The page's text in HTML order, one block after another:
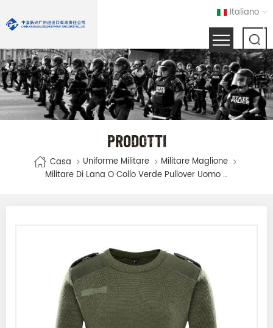
Italiano
PRODOTTI
Casa Uniforme Militare
Militare Maglione
Militare Di Lana O Collo Verde Pullover Uomo Maglia